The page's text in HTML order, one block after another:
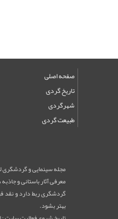
صفحه اصلی
تاریخ گردی
شهرگردی
طبیعت گردی
مجله سینمایی و گردشگری
معرفی آثار باستانی و
گردشگری ربط دارد و نقد
بهتر بشود.